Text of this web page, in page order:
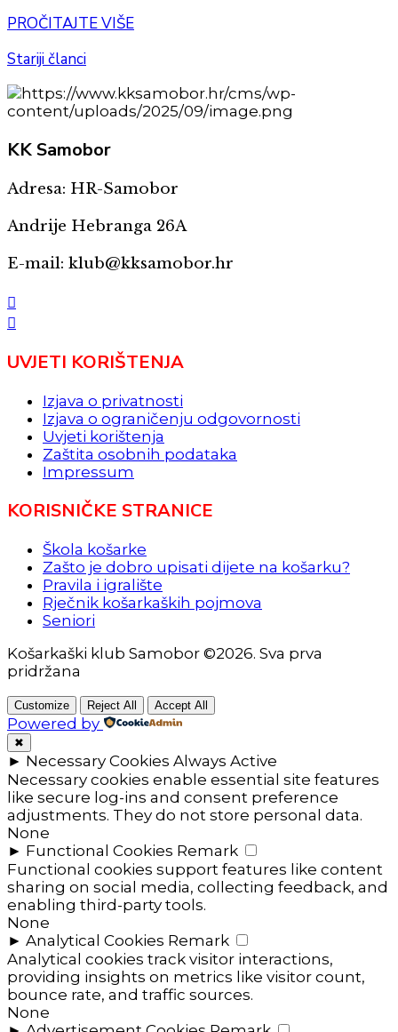
PROČITAJTE VIŠE
Stariji članci
KKSamobor
Adresa: HR-Samobor
Andrije Hebranga 26A
E-mail: klub@kksamobor.hr
UVJETI KORIŠTENJA
Izjava o privatnosti
Izjava o ograničenju odgovornosti
Uvjeti korištenja
Zaštita osobnih podataka
Impressum
KORISNIČKE STRANICE
Škola košarke
Zašto je dobro upisati dijete na košarku?
Pravila i igralište
Rječnik košarkaških pojmova
Seniori
Košarkaški klub Samobor ©2026. Sva prva
pridržana
Customize Reject All Accept All
Powered by
✖
► Necessary Cookies Always Active
Necessary cookies enable essential site features
like secure log-ins and consent preference
adjustments. They do not store personal data.
None
► Functional Cookies Remark
Functional cookies support features like content
sharing on social media, collecting feedback, and
enabling third-party tools.
None
► Analytical Cookies Remark
Analytical cookies track visitor interactions,
providing insights on metrics like visitor count,
bounce rate, and traffic sources.
None